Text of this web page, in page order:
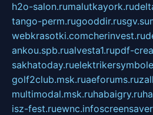
h2o-salon.rumalutkayork.ru
tango-perm.rugooddir.rusgv.su
webkrasotki.comcherinvest.ru
ankou.spb.rualvesta1.rupdf-
sakhatoday.ru
golf2club.msk.ruaeforums.ru
multimodal.msk.ruhabaigry.ru
isz-fest.ruewnc.info